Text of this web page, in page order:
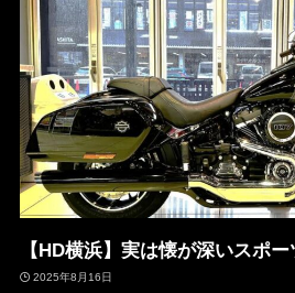
【HD横浜】実は懐が深いスポ
2025年8月16日